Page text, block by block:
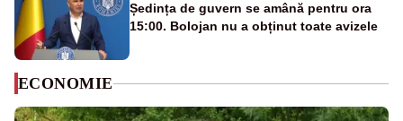
Ședința de guvern se amână pentru ora
15:00. Bolojan nu a obținut toate avizele
ECONOMIE